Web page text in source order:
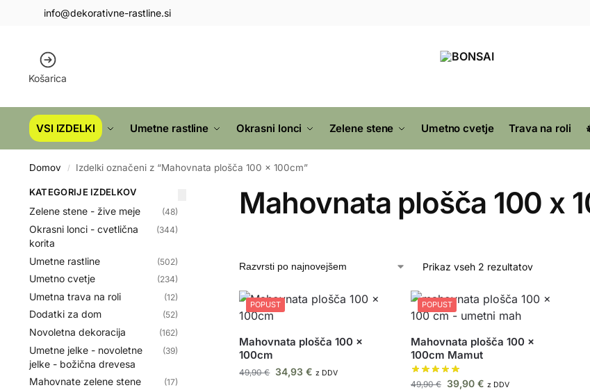
info@dekorativne-rastline.si
Košarica
VSI IZDELKI Umetne rastline Okrasni lonci Zelene stene Umetno cvetje Trava na roli
Domov / Izdelki označeni z “Mahovnata plošča 100 x 100cm”
Mahovnata plošča 100 x
Prikaz vseh 2 rezultatov
POPUST
Mahovnata plošča 100 x
100cm
49,90€ 34,93€ z DDV
POPUST
Mahovnata plošča 100 x
100cm Mamut
49,90€ 39,90 € z DDV
KATEGORIJE IZDELKOV
Zelene stene - žive meje (48)
Okrasni lonci - cvetlična
korita
(344)
Umetne rastline (502)
Umetno cvetje (234)
Umetna trava na roli (12)
Dodatki za dom (52)
Novoletna dekoracija (162)
Umetne jelke - novoletne
jelke - božična drevesa
(39)
Mahovnate zelene stene (17)